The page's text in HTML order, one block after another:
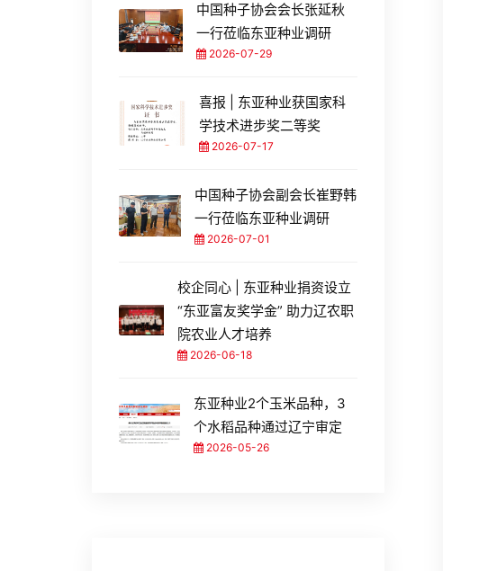
中国种子协会会长张延秋
一行莅临东亚种业调研
2026-07-29
喜报 | 东亚种业获国家科
学技术进步奖二等奖
2026-07-17
中国种子协会副会长崔野韩
一行莅临东亚种业调研
2026-07-01
校企同心 | 东亚种业捐资设立
“东亚富友奖学金” 助力辽农职
院农业人才培养
2026-06-18
东亚种业2个玉米品种，3
个水稻品种通过辽宁审定
2026-05-26